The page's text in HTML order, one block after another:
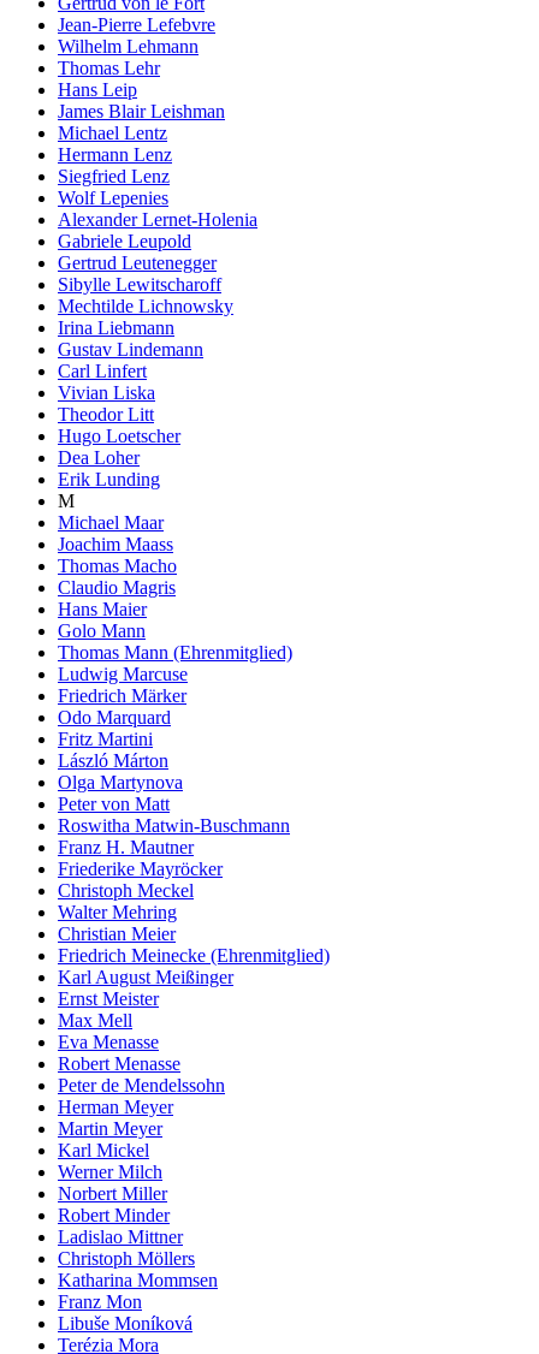
Jean-Pierre Lefebvre
Wilhelm Lehmann
Thomas Lehr
Hans Leip
James Blair Leishman
Michael Lentz
Hermann Lenz
Siegfried Lenz
Wolf Lepenies
Alexander Lernet-Holenia
Gabriele Leupold
Gertrud Leutenegger
Sibylle Lewitscharoff
Mechtilde Lichnowsky
Irina Liebmann
Gustav Lindemann
Carl Linfert
Vivian Liska
Theodor Litt
Hugo Loetscher
Dea Loher
Erik Lunding
M
Michael Maar
Joachim Maass
Thomas Macho
Claudio Magris
Hans Maier
Golo Mann
Thomas Mann (Ehrenmitglied)
Ludwig Marcuse
Friedrich Märker
Odo Marquard
Fritz Martini
László Márton
Olga Martynova
Peter von Matt
Roswitha Matwin-Buschmann
Franz H. Mautner
Friederike Mayröcker
Christoph Meckel
Walter Mehring
Christian Meier
Friedrich Meinecke (Ehrenmitglied)
Karl August Meißinger
Ernst Meister
Max Mell
Eva Menasse
Robert Menasse
Peter de Mendelssohn
Herman Meyer
Martin Meyer
Karl Mickel
Werner Milch
Norbert Miller
Robert Minder
Ladislao Mittner
Christoph Möllers
Katharina Mommsen
Franz Mon
Libuše Moníková
Terézia Mora